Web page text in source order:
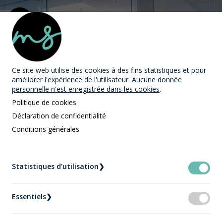
MAST Avocats
L'équipe MAST Avocats
MeJessica Boivin-Coulombe - Avocate MAST
Ce site web utilise des cookies à des fins statistiques et pour
améliorer l'expérience de l'utilisateur. Aucune donnée
personnelle n'est enregistrée dans les cookies.
Politique de cookies
Déclaration de confidentialité
Conditions générales
Statistiques d'utilisation❯
Essentiels❯